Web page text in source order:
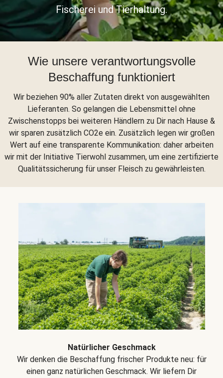
Fischerei und Tierhaltung.
Wie unsere verantwortungsvolle
Beschaffung funktioniert
Wir beziehen 90% aller Zutaten direkt von ausgewählten
Lieferanten. So gelangen die Lebensmittel ohne
Zwischenstopps bei weiteren Händlern zu Dir nach Hause &
wir sparen zusätzlich CO2e ein. Zusätzlich legen wir großen
Wert auf eine transparente Kommunikation: daher arbeiten
wir mit der Initiative Tierwohl zusammen, um eine zertifizierte
Qualitätssicherung für unser Fleisch zu gewährleisten.
Natürlicher Geschmack
Wir denken die Beschaffung frischer Produkte neu: für
einen ganz natürlichen Geschmack. Wir liefern Dir